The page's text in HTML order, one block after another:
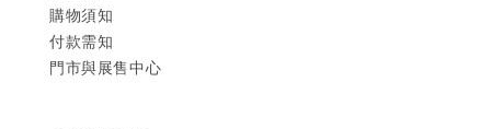
購物須知
付款需知
門市與展售中心